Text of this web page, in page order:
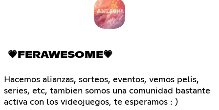
💗FERAWESOME💗
Hacemos alianzas, sorteos, eventos, vemos pelis,
series, etc, tambien somos una comunidad bastante
activa con los videojuegos, te esperamos : )